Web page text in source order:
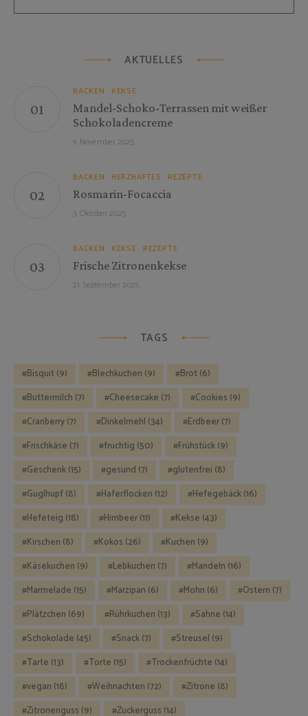
AKTUELLES
BACKEN KEKSE
Mandel-Schoko-Terrassen mit weißer
Schokoladencreme
9. November 2025
BACKEN HERZHAFTES REZEPTE
Rosmarin-Focaccia
3. Oktober 2025
BACKEN KEKSE REZEPTE
Frische Zitronenkekse
21. September 2025
TAGS
Bisquit(9) Blechkuchen (9) Brot(6)
Buttermilch (7) Cheesecake (7) Cookies (9)
Cranberry(7) Dinkelmehl (34) Erdbeer(7)
Frischkäse (7) fruchtig (50) Frühstück(9)
Geschenk(15) gesund (7) glutenfrei (8)
Guglhupf(8) Haferflocken (12) Hefegebäck(16)
Hefeteig (18) Himbeer(11) Kekse (43)
Kirschen (8) Kokos (26) Kuchen (9)
Käsekuchen (9) Lebkuchen (7) Mandeln (16)
Marmelade (15) Marzipan (6) Mohn (6) Ostern (7)
Plätzchen (69) Rührkuchen (13) Sahne (14)
Schokolade (45) Snack(7) Streusel (9)
Tarte (13) Torte (15) Trockenfrüchte (14)
vegan (18) Weihnachten (72) Zitrone (8)
Zitronenguss (9) Zuckerguss (14)